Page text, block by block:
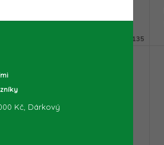
univerzální nástroj, který kombinuje
55135
Kč, Dárkový